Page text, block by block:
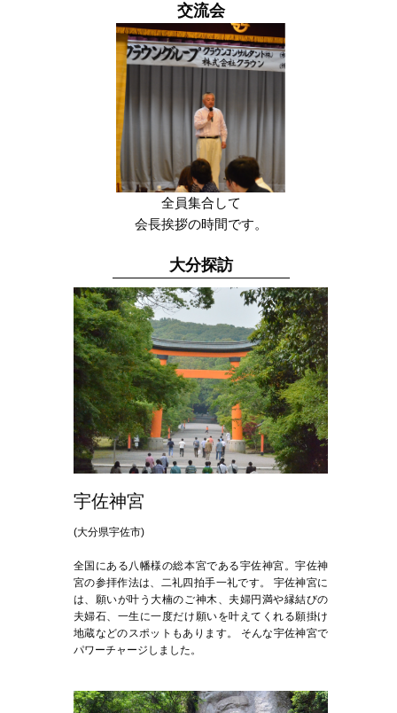
交流会
全員集合して
会長挨拶の時間です。
大分探訪
宇佐神宮
(大分県宇佐市)
全国にある八幡様の総本宮である宇佐神宮。宇佐神
宮の参拝作法は、二礼四拍手一礼です。 宇佐神宮に
は、願いが叶う大楠のご神木、夫婦円満や縁結びの
夫婦石、一生に一度だけ願いを叶えてくれる願掛け
地蔵などのスポットもあります。 そんな宇佐神宮で
パワーチャージしました。